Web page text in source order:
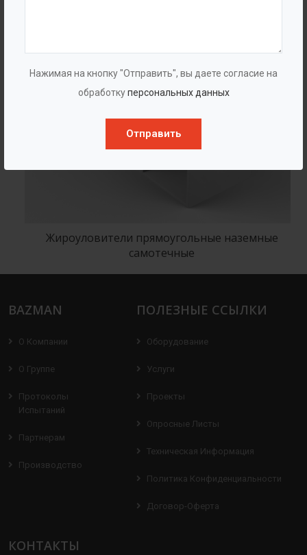
Нажимая на кнопку "Отправить", вы даете согласие на
обработкуперсональных данных
Отправить
Жироуловители прямоугольные наземные
самотечные
BAZMAN
О Компании
О Группе
Протоколы
Испытаний
Партнерам
Производство
ПОЛЕЗНЫЕ ССЫЛКИ
Оборудование
Услуги
Проекты
Опросные Листы
Техническая Информация
Политика Конфиденциальности
Договор-Оферта
КОНТАКТЫ